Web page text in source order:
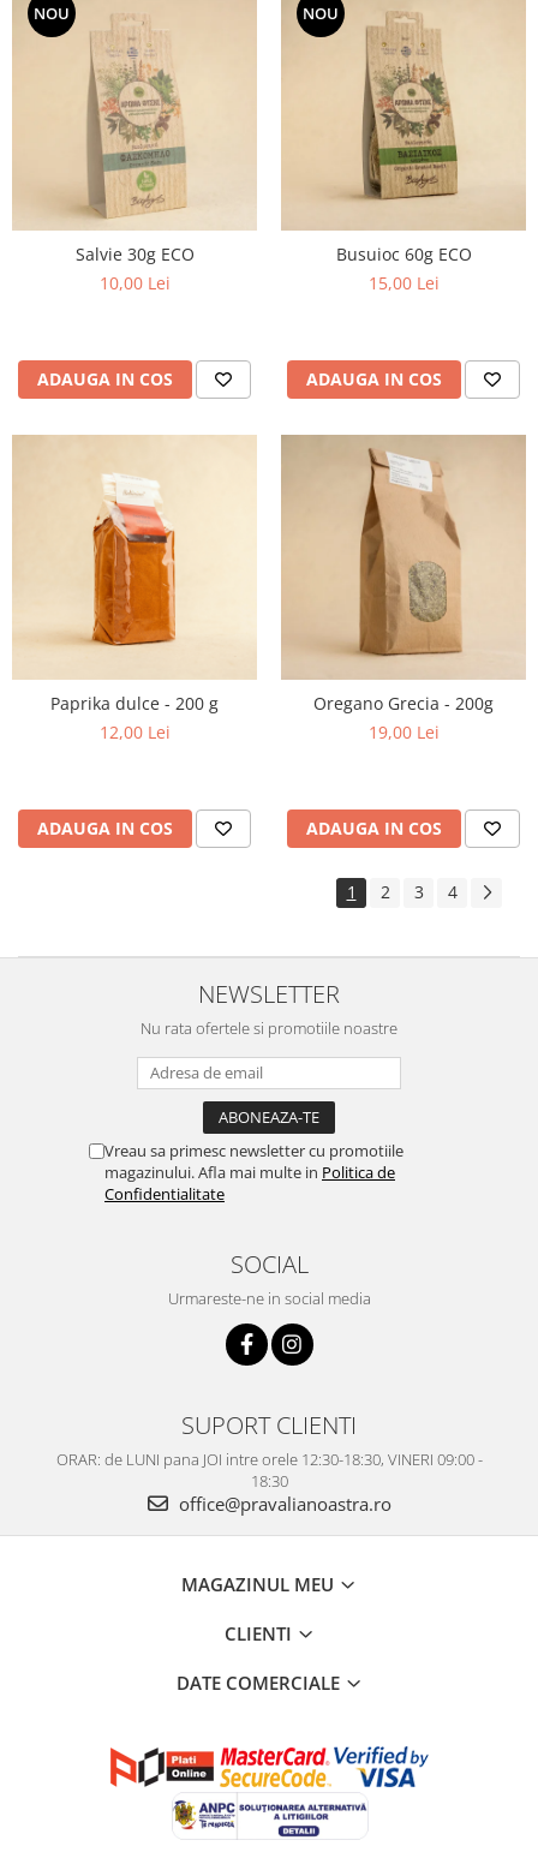
NOU
Salvie 30g ECO
10,00 Lei
ADAUGA IN COS
NOU
Busuioc 60g ECO
15,00 Lei
ADAUGA IN COS
Paprika dulce - 200 g
12,00 Lei
ADAUGA IN COS
Oregano Grecia - 200g
19,00 Lei
ADAUGA IN COS
1 2 3 4
NEWSLETTER
Nu rata ofertele si promotiile noastre
Vreau sa primesc newsletter cu promotiile
magazinului. Afla mai multe in Politica de
Confidentialitate
SOCIAL
Urmareste-ne in social media
SUPORT CLIENTI
ORAR: de LUNI pana JOI intre orele 12:30-18:30, VINERI 09:00 -
18:30
office@pravalianoastra.ro
MAGAZINUL MEU
CLIENTI
DATE COMERCIALE